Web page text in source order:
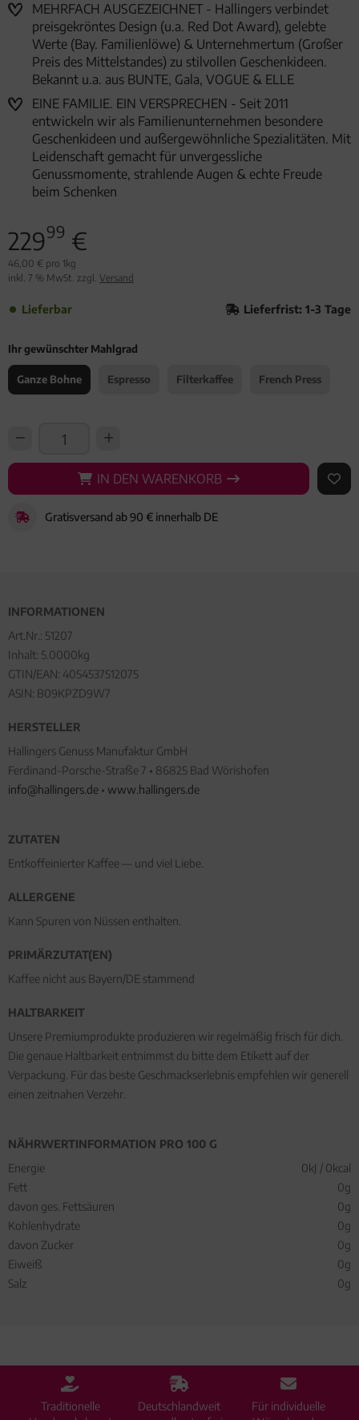
MEHRFACH AUSGEZEICHNET - Hallingers verbindet
preisgekröntes Design (u.a. Red Dot Award), gelebte
Werte (Bay. Familienlöwe) & Unternehmertum (Großer
Preis des Mittelstandes) zu stilvollen Geschenkideen.
Bekannt u.a. aus BUNTE, Gala, VOGUE & ELLE
EINE FAMILIE. EIN VERSPRECHEN - Seit 2011
entwickeln wir als Familienunternehmen besondere
Geschenkideen und außergewöhnliche Spezialitäten. Mit
Leidenschaft gemacht für unvergessliche
Genussmomente, strahlende Augen & echte Freude
beim Schenken
22999 €
46,00 € pro 1kg
inkl. 7 % MwSt. zzgl. Versand
Lieferbar Lieferfrist: 1-3 Tage
Ihr gewünschter Mahlgrad
Ganze Bohne Espresso Filterkaffee French Press
IN DEN WARENKORB
IN DEN WARENKORB AUF
Gratisversand ab 90 € innerhalb DE
INFORMATIONEN
Art.Nr.: 51207
Inhalt: 5.0000kg
GTIN/EAN: 4054537512075
ASIN: B09KPZD9W7
HERSTELLER
Hallingers Genuss Manufaktur GmbH
Ferdinand-Porsche-Straße 7 • 86825 Bad Wörishofen
info@hallingers.de • www.hallingers.de
ZUTATEN
Entkoffeinierter Kaffee — und viel Liebe.
ALLERGENE
Kann Spuren von Nüssen enthalten.
PRIMÄRZUTAT(EN)
Kaffee nicht aus Bayern/DE stammend
HALTBARKEIT
Unsere Premiumprodukte produzieren wir regelmäßig frisch für dich.
Die genaue Haltbarkeit entnimmst du bitte dem Etikett auf der
Verpackung. Für das beste Geschmackserlebnis empfehlen wir generell
einen zeitnahen Verzehr.
NÄHRWERTINFORMATION PRO 100 G
Energie
0kJ / 0kcal
Fett
0g
davon ges. Fettsäuren
0g
Kohlenhydrate
0g
davon Zucker
0g
Eiweiß
0g
Salz
0g
Traditionelle
Deutschlandweit
Für individuelle